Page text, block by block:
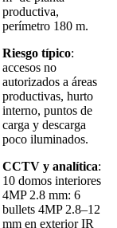
productiva,
perímetro 180 m.
Riesgo típico:
accesos no
autorizados a áreas
productivas, hurto
interno, puntos de
carga y descarga
poco iluminados.
CCTV y analítica:
10 domos interiores
4MP 2.8 mm: 6
bullets 4MP 2.8–12
mm en exterior IR